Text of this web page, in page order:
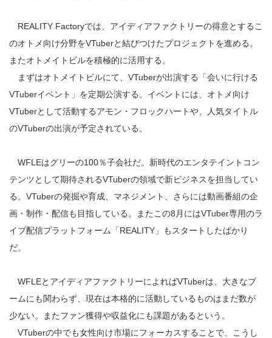
REALITY Factoryでは、アイディアファクトリーの得意とするこ
のオトメ向け分野をVTuberと結びつけたプロジェクトを進める。
またオトメイトビルを積極的に活用する。
まずはオトメイトビルにて、VTuberが出演する「会いに行ける
VTuberイベント」を定期公演する。イベントには、オトメ向け
VTuberとして活動するアモン・フロックハートや、人気タイトル
のVTuberの出演が予定されている。
WFLEはグリーの100％子会社だ。新時代のエンタテイントコン
テンツとして期待されるVTuberの領域で新ビジネスを担当してい
る。VTuberの発掘や育成、マネジメント、さらには動画番組の企
画・制作・配信も目指している。またこの8月にはVTuber専用のラ
イブ配信プラットフォーム「REALITY」もスタートしたばかり
だ。
WFLEとアイディアファクトリーによればVTuberは、大きなブ
ームにも関わらず、現在は本格的に活動しているものはまだ数が
少ない。またファン獲得や収益化にも課題があるという。
VTuberの中でも女性向け市場にフォーカスすることで、こうし